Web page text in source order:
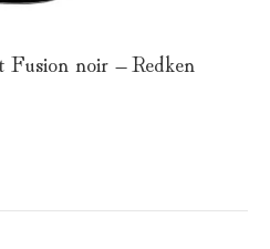
Fusion noir – Redken